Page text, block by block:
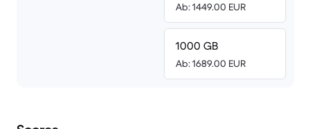
Ab: 1449.00 EUR
1000 GB
Ab: 1689.00 EUR